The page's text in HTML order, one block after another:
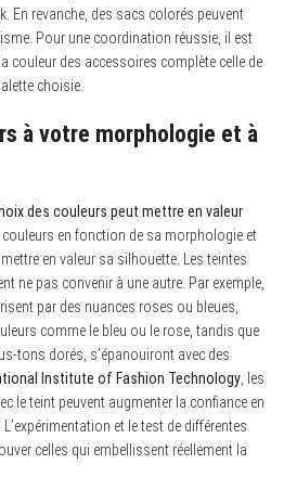
En revanche, des sacs colorés peuvent
Pour une coordination réussie, il est
couleur des accessoires complète celle de
choisie.
à votre morphologie et à
des couleurs peut mettre en valeur
en fonction de sa morphologie et
en valeur sa silhouette. Les teintes
ne pas convenir à une autre. Par exemple,
par des nuances roses ou bleues,
comme le bleu ou le rose, tandis que
tons dorés, s’épanouiront avec des
Institute of Fashion Technology, les
le teint peuvent augmenter la confiance en
et le test de différentes
celles qui embellissent réellement la